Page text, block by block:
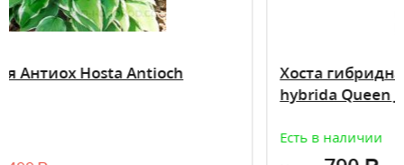
Хоста гибридная Куин Жозефина
hybrida Queen Josephine